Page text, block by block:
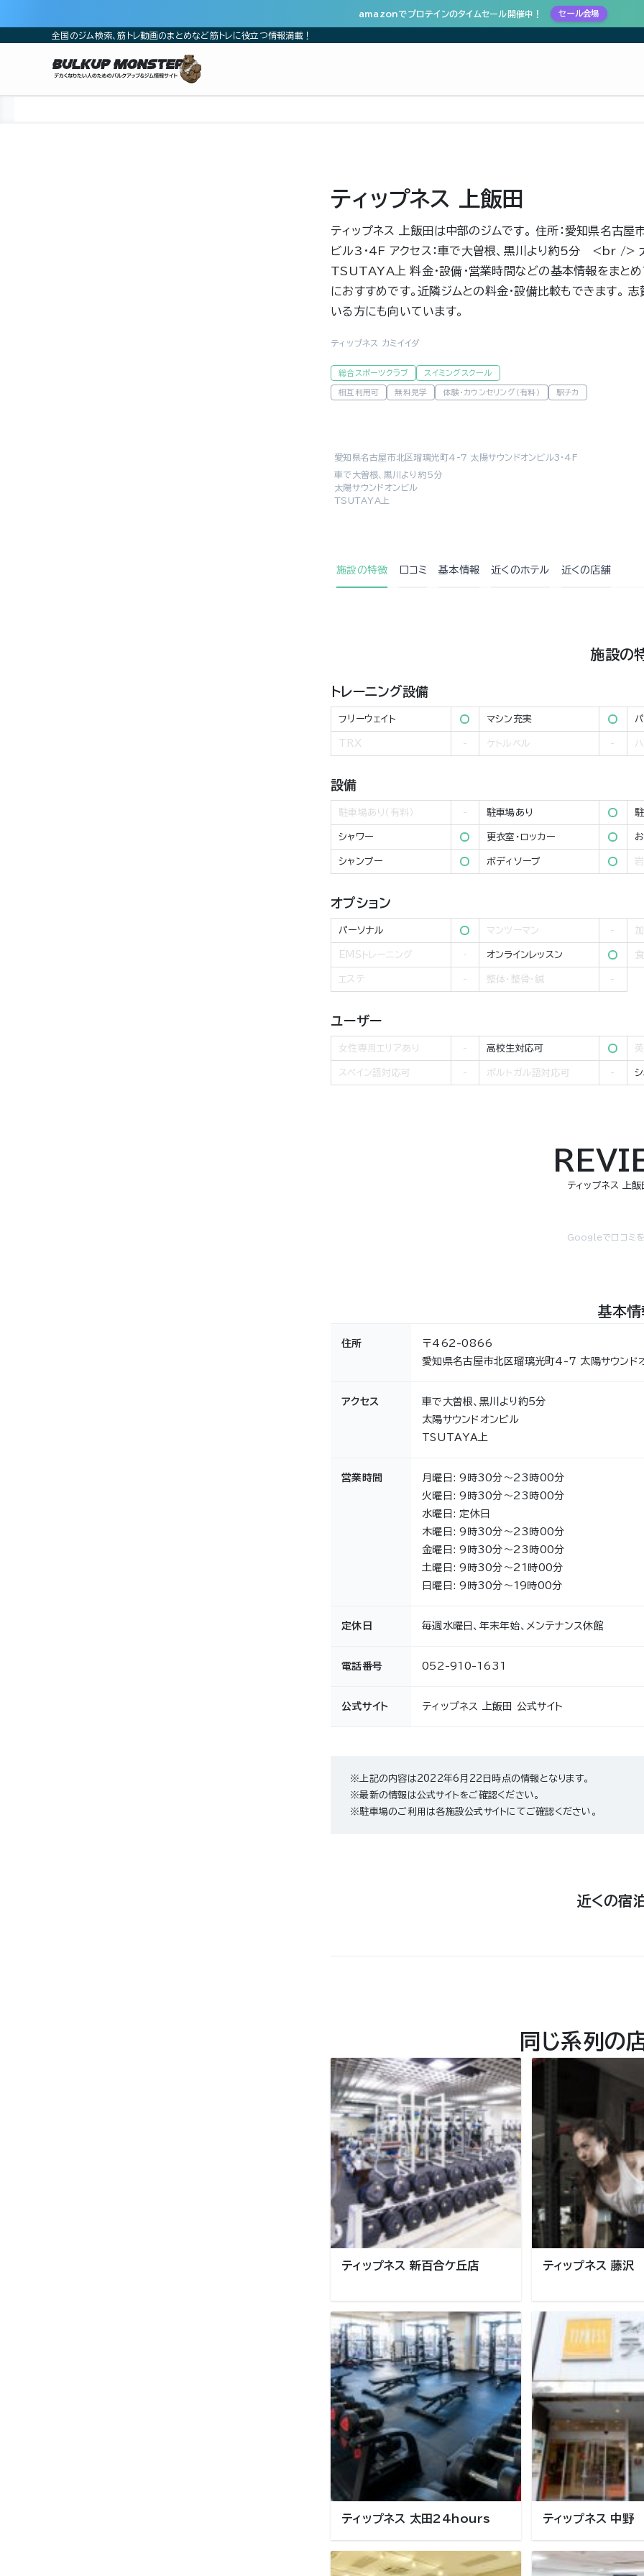
amazonでプロテインのタイムセール開催中！ セール会場
全国のジム検索、筋トレ動画のまとめなど筋トレに役立つ情報満載！
ティップネス 上飯田
ティップネス 上飯田は中部のジムです。 住所：愛知県名古
ビル3・4F アクセス：車で大曽根、黒川より約5分 <br /
TSUTAYA上 料金・設備・営業時間などの基本情報をまと
におすすめです。近隣ジムとの料金・設備比較もできます。
いる方にも向いています。
ティップネス カミイイダ
総合スポーツクラブ スイミングスクール
相互利用可 無料見学 体験・カウンセリング（有料） 駅チカ
愛知県名古屋市北区瑠璃光町4-7 太陽サウンドオンビル3・4F
車で大曽根、黒川より約5分
太陽サウンドオンビル
TSUTAYA上
施設の特徴 口コミ 基本情報 近くのホテル 近くの店舗
施設の
トレーニング設備
フリーウェイト マシン充実
TRX ケトルベル
設備
駐車場あり（有料） 駐車場あり
シャワー 更衣室・ロッカー
シャンプー ボディソープ
オプション
パーソナル マンツーマン
EMSトレーニング オンラインレッスン
エステ 整体・整骨・鍼
ユーザー
女性専用エリアあり 高校生対応可
スペイン語対応可 ポルトガル語対応可
ティップネス 上
Googleで口コミを
基本情
住所
〒462-0866
愛知県名古屋市北区瑠璃光町4-7 太陽サウンド
アクセス
車で大曽根、黒川より約5分
太陽サウンドオンビル
TSUTAYA上
営業時間
月曜日: 9時30分～23時00分
火曜日: 9時30分～23時00分
水曜日: 定休日
木曜日: 9時30分～23時00分
金曜日: 9時30分～23時00分
土曜日: 9時30分～21時00分
日曜日: 9時30分～19時00分
定休日 毎週水曜日、年末年始、メンテナンス休館
電話番号 052-910-1631
公式サイト ティップネス 上飯田 公式サイト
※上記の内容は2022年6月22日時点の情報となります。
※最新の情報は公式サイトをご確認ください。
※駐車場のご利用は各施設公式サイトにてご確認ください。
近くの宿
同じ系列の
ティップネス 新百合ケ丘店 ティップネス 藤沢
ティップネス 太田24hours ティップネス 中野